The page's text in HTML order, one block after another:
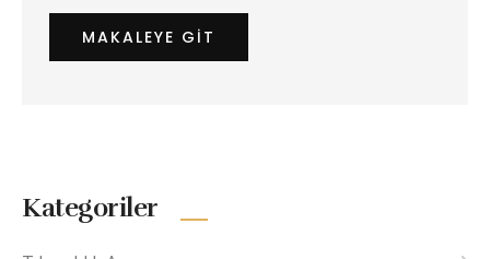
MAKALEYE GIT
Kategoriler